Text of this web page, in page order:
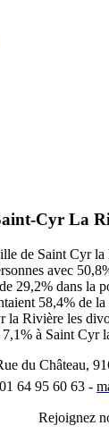
Cyr La
de Saint Cyr
avec
29,2% dans la
58,4% de
la Rivière les
à Saint Cyr
du Château,
64 95 60 63 -
Rejoignez